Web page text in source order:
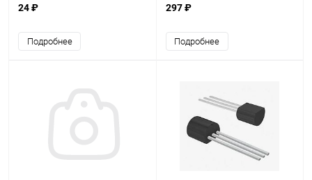
24 ₽
Подробнее
TO3PL
297 ₽
Подробнее